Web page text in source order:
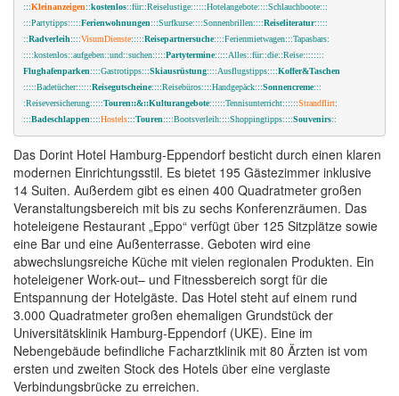
:::Kleinanzeigen::kostenlos::für::Reiselustige::::::Hotelangebote::::Schlauchboote:::
:::Partytipps:::::Ferienwohnungen:::Surfkurse::::Sonnenbrillen::::Reiseliteratur:::::
::Radverleih::::VisumDienste:::::Reisepartnersuche::::Ferienmietwagen:::Tapasbars:
::::kostenlos::aufgeben::und::suchen:::::Partytermine:::::Alles::für::die::Reise::::::::
Flughafenparken::::Gastrotipps:::Skiausrüstung::::Ausflugstipps::::Koffer&Taschen
:::::Badetücher::::::Reisegutscheine::::Reisebüros::::Handgepäck:::Sonnencreme:::
:Reiseversicherung:::::Touren::&::Kulturangebote::::::Tennisunterricht::::::Strandflirt:
:::Badeschlappen::::Hostels:::Touren::::Bootsverleih::::Shoppingtipps::::Souvenirs::
Das Dorint Hotel Hamburg-Eppendorf besticht durch einen klaren
modernen Einrichtungsstil. Es bietet 195 Gästezimmer inklusive
14 Suiten. Außerdem gibt es einen 400 Quadratmeter großen
Veranstaltungsbereich mit bis zu sechs Konferenzräumen. Das
hoteleigene Restaurant „Eppo“ verfügt über 125 Sitzplätze sowie
eine Bar und eine Außenterrasse. Geboten wird eine
abwechslungsreiche Küche mit vielen regionalen Produkten. Ein
hoteleigener Work-out– und Fitnessbereich sorgt für die
Entspannung der Hotelgäste. Das Hotel steht auf einem rund
3.000 Quadratmeter großen ehemaligen Grundstück der
Universitätsklinik Hamburg-Eppendorf (UKE). Eine im
Nebengebäude befindliche Facharztklinik mit 80 Ärzten ist vom
ersten und zweiten Stock des Hotels über eine verglaste
Verbindungsbrücke zu erreichen.